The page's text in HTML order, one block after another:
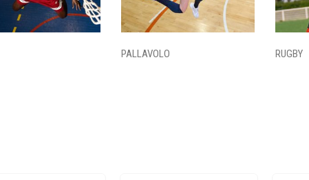
PALLAVOLO RUGBY